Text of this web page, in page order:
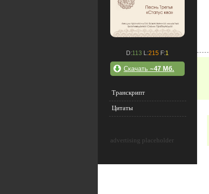
D:113 L:215 F:1
Скачать ~47 Мб.
Транскрипт
Цитаты
advertising placeholder